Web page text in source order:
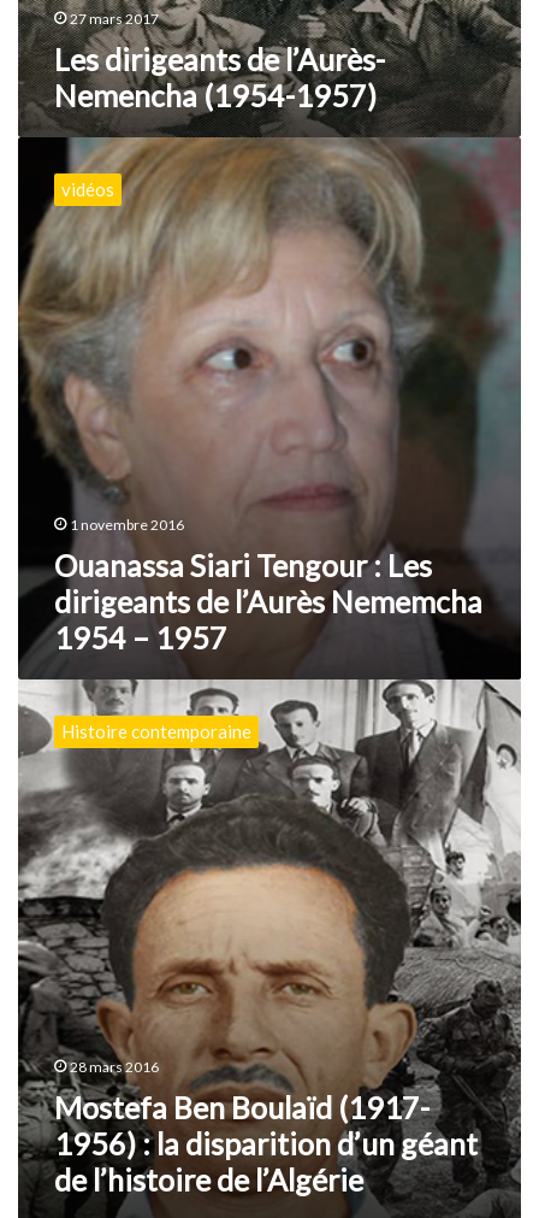
27 mars 2017
Les dirigeants de l’Aurès-
Nemencha (1954-1957)
Ouanassa
Tengour
Les
dirigeants
de
l’Aurès
Nememcha
1954
–
1957
vidéos
1 novembre 2016
Ouanassa Siari Tengour : Les
dirigeants de l’Aurès Nememcha
1954 – 1957
Mostefa
Ben
Boulaïd
(1917-
1956)
:
la
disparition
d’un
géant
de
l’histoire
de
l’Algérie
Histoire contemporaine
28 mars 2016
Mostefa Ben Boulaïd (1917-
1956) : la disparition d’un géant
de l’histoire de l’Algérie